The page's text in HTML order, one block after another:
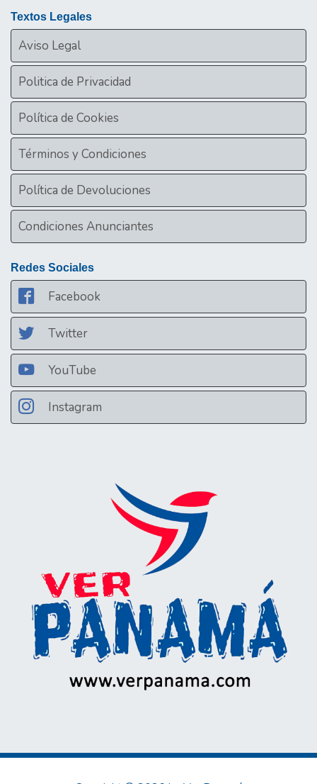
Textos Legales
Aviso Legal
Politica de Privacidad
Política de Cookies
Términos y Condiciones
Política de Devoluciones
Condiciones Anunciantes
Redes Sociales
Facebook
Twitter
YouTube
Instagram